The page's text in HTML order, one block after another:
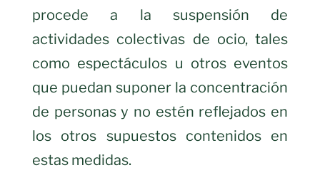
procede a la suspensión de
actividades colectivas de ocio, tales
como espectáculos u otros eventos
que puedan suponer la concentración
de personas y no estén reflejados en
los otros supuestos contenidos en
estas medidas.